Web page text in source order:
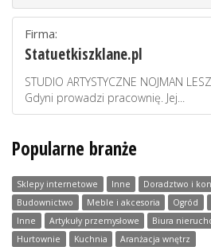
Firma:
Statuetkiszklane.pl
STUDIO ARTYSTYCZNE NOJMAN
Gdyni prowadzi pracownię. Jej...
Popularne branże
Sklepy internetowe Inne Doradztwo i
Budownictwo
Meble i akcesoria Ogród
Inne
Artykuły przemysłowe Biura
Hurtownie
Kuchnia Aranżacja wnętrz